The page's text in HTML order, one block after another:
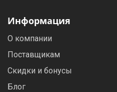
Информация
О компании
Поставщикам
Скидки и бонусы
Блог